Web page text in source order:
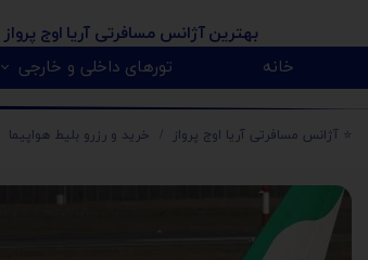
خانه تورهای داخلی و خارجی
بهترین آژانس مسافرتی آریا اوج پرواز
⭐️ آژانس مسافرتی آریا اوج پرواز خرید و رزرو بلیط هواپیما